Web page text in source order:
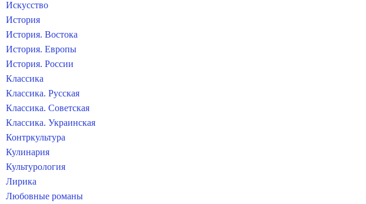
Искусство
История
История. Востока
История. Европы
История. России
Классика
Классика. Русская
Классика. Советская
Классика. Украинская
Контркультура
Кулинария
Культурология
Лирика
Любовные романы